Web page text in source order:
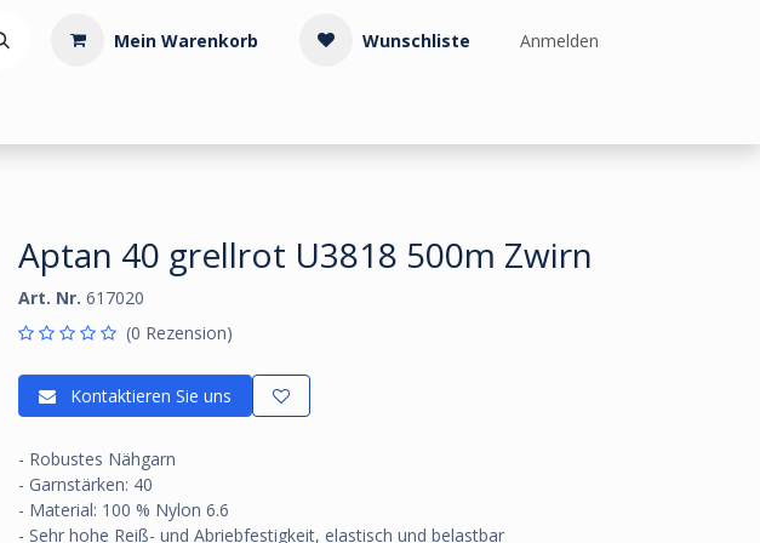
Mein Warenkorb
Wunschliste Anmelden
Aptan 40 grellrot U3818 500m Zwirn
Art. Nr. 617020
(0 Rezension)
Kontaktieren Sie uns
- Robustes Nähgarn
- Garnstärken: 40
- Material: 100 % Nylon 6.6
- Sehr hohe Reiß- und Abriebfestigkeit, elastisch und belastbar